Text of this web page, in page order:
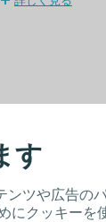
す
ンツや広告の
にクッキーを